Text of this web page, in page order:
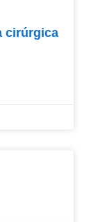
cirúrgica